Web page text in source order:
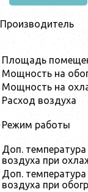
Производитель
Площадь
Мощность на
Мощность на
Расход воздуха
Режим работы
Доп.
воздуха при
Доп.
воздуха при